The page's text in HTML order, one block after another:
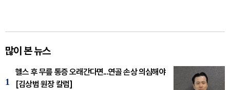
많이 본 뉴스
1
헬스 후 무릎 통증 오래간다면...연골 손상 의심해야
[김상범 원장 칼럼]